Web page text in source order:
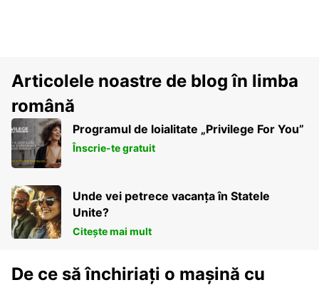
Articolele noastre de blog în limba
română
Programul de loialitate „Privilege For You”
Înscrie-te gratuit
Unde vei petrece vacanța în Statele
Unite?
Citește mai mult
De ce să închiriați o mașină cu